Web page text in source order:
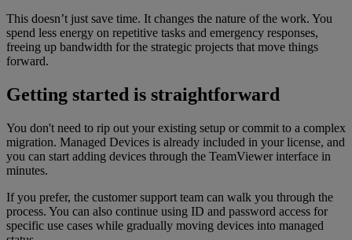
This doesn’t just save time. It changes the nature of the work. You
spend less energy on repetitive tasks and emergency responses,
freeing up bandwidth for the strategic projects that move things
forward.
Getting started is straightforward
You don't need to rip out your existing setup or commit to a complex
migration. Managed Devices is already included in your license, and
you can start adding devices through the TeamViewer interface in
minutes.
If you prefer, the customer support team can walk you through the
process. You can also continue using ID and password access for
specific use cases while gradually moving devices into managed